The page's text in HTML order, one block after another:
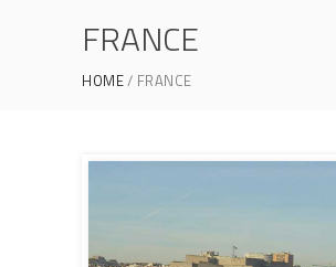
FRANCE
HOME FRANCE